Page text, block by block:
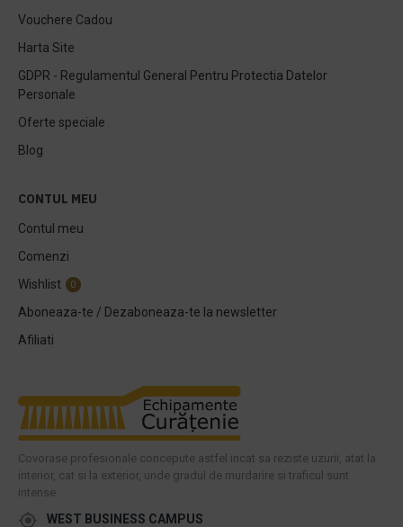
Vouchere Cadou
Harta Site
GDPR - Regulamentul General Pentru Protectia Datelor
Personale
Oferte speciale
Blog
CONTUL MEU
Contul meu
Comenzi
Wishlist
0
Aboneaza-te / Dezaboneaza-te la newsletter
Afiliati
Covorase profesionale concepute astfel incat sa reziste uzurii, atat la
interior, cat si la exterior, unde gradul de murdarire si traficul sunt
intense.
WEST BUSINESS CAMPUS